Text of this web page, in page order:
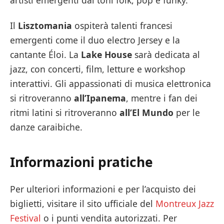
Il Lisztomania ospiterà talenti francesi
emergenti come il duo electro Jersey e la
cantante Éloi. La Lake House sarà dedicata al
jazz, con concerti, film, letture e workshop
interattivi. Gli appassionati di musica elettronica
si ritroveranno all’Ipanema, mentre i fan dei
ritmi latini si ritroveranno all’El Mundo per le
danze caraibiche.
Informazioni pratiche
Per ulteriori informazioni e per l’acquisto dei
biglietti, visitare il sito ufficiale del Montreux Jazz
Festival o i punti vendita autorizzati. Per